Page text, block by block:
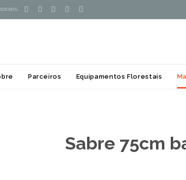
    
Parceiros Equipamentos Florestais
Sabre 75cm